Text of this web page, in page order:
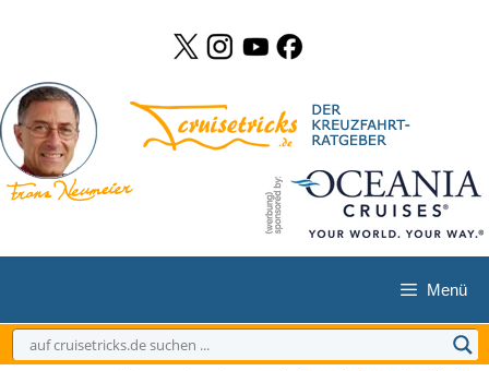
springen
Menü